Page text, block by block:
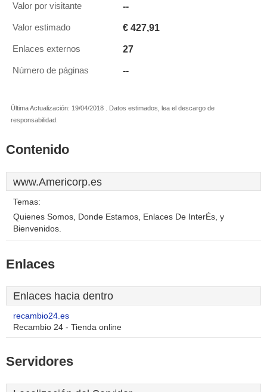
Valor por visitante --
Valor estimado € 427,91
Enlaces externos 27
Número de páginas --
Última Actualización: 19/04/2018 . Datos estimados, lea el descargo de
responsabilidad.
Contenido
www.Americorp.es
Temas:
Quienes Somos, Donde Estamos, Enlaces De InterÉs, y
Bienvenidos.
Enlaces
Enlaces hacia dentro
recambio24.es
Recambio 24 - Tienda online
Servidores